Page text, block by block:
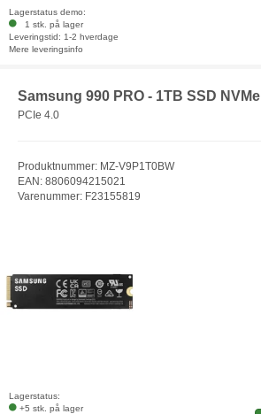
Lagerstatus demo:
1 stk. på lager
Leveringstid: 1-2 hverdage
Mere leveringsinfo
Samsung 990 PRO - 1TB SSD NVMe
PCIe 4.0
Produktnummer: MZ-V9P1T0BW
EAN: 8806094215021
Varenummer: F23155819
Lagerstatus:
+5 stk. på lager